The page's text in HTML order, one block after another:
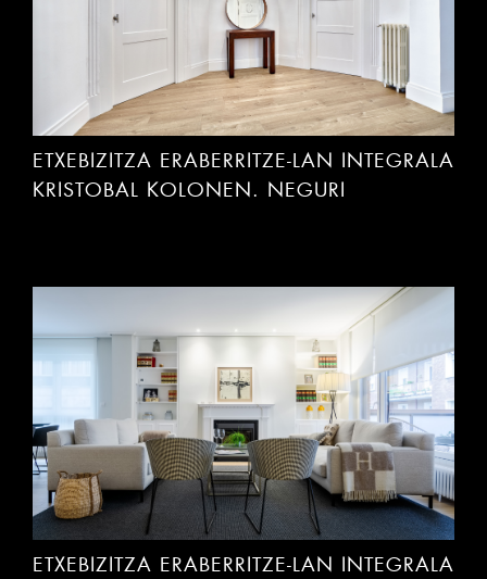
ETXEBIZITZA ERABERRITZE-LAN INTEGRALA
KRISTOBAL KOLONEN. NEGURI
ETXEBIZITZA ERABERRITZE-LAN INTEGRALA